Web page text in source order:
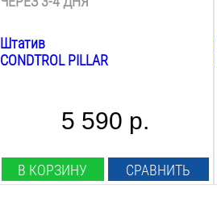
Штатив
CONDTROL PILLAR
5 590 р.
В КОРЗИНУ СРАВНИТЬ